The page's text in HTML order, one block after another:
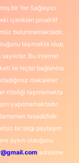
bir Yer Sağlayıcı
içerikleri proaktif
bulunmamaktadır.
taşımakta olup,
Bu internet
ile hiçbir bağlantısı
makaleler
niteliği taşımamakta
yapılmamaktadır.
tesadüfidir.
bir bilgi paylaşım
aykırı olduğunu
adresine